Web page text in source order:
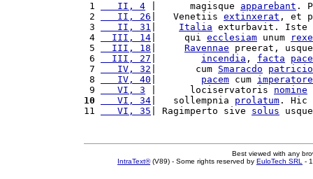
1
   II, 4
|      magisque apparebant .
2
   II, 26
|   Venetiis extinxerat , et
3
   II, 31
Italia exturbavit. Iste
4
  III, 14
|     qui ecclesiam unum
5
  III, 18
Ravennae preerat,
6
  III, 27
incendia , facta
pace
7
   IV, 32
|       cum Smaracdo
patricio
8
   IV, 40
pacem cum imperatore
9
   VI, 3
|      lociservatoris nomine
10
   VI, 34
|   sollempnia prolatum . Hic
11
   VI, 35
| Ragimperto sive solus
Best viewed with any
IntraText®(V89) - Some rights reserved by EuloTech SRL -